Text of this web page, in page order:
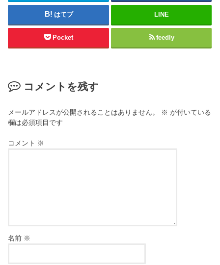
はてブ LINE
Pocket feedly
コメントを残す
メールアドレスが公開されることはありません。 ※ が付いている
欄は必須項目です
コメント ※
名前 ※